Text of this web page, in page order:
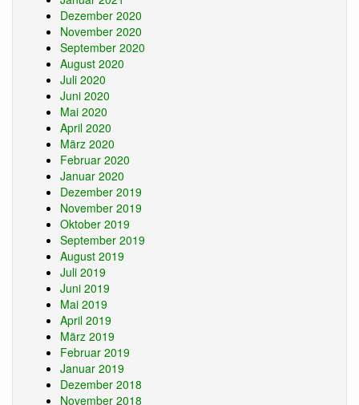
Dezember 2020
November 2020
September 2020
August 2020
Juli 2020
Juni 2020
Mai 2020
April 2020
März 2020
Februar 2020
Januar 2020
Dezember 2019
November 2019
Oktober 2019
September 2019
August 2019
Juli 2019
Juni 2019
Mai 2019
April 2019
März 2019
Februar 2019
Januar 2019
Dezember 2018
November 2018